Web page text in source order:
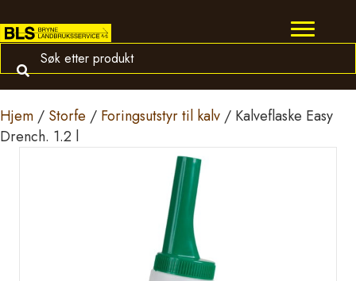
Hjem / Storfe / Foringsutstyr til kalv / Kalveflaske Easy
Drench. 1.2 l